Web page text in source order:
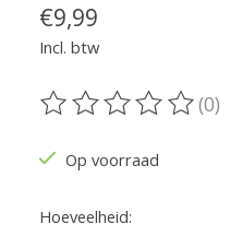
€9,99
Incl. btw
De beoordeling van
(0)
Op voorraad
Hoeveelheid: